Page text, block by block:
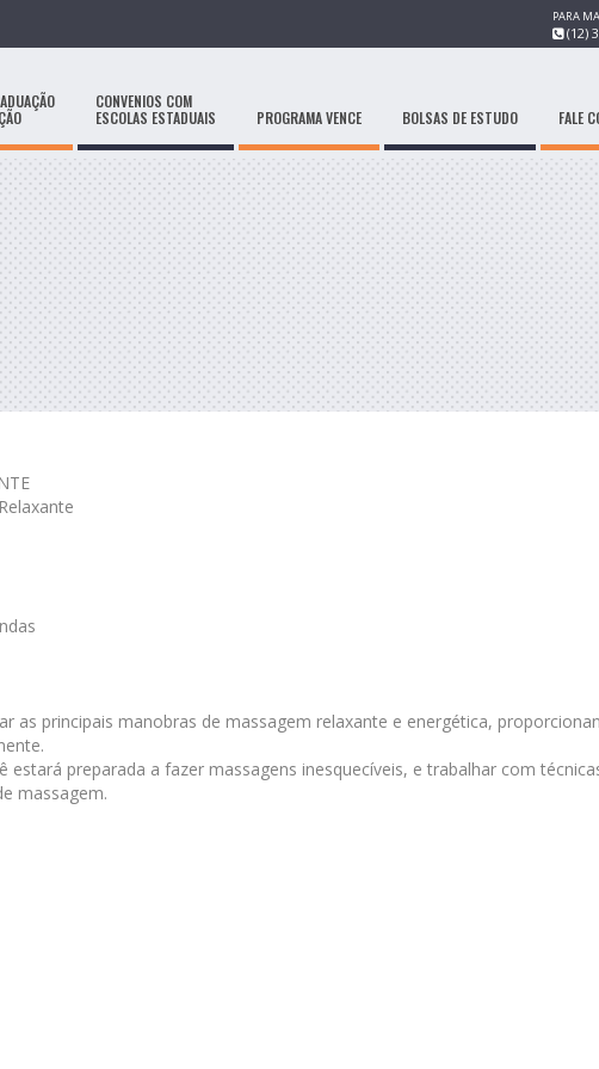
PARA
(12)
CONVENIOS COM
ESCOLAS ESTADUAIS
PROGRAMA VENCE BOLSAS DE ESTUDO FALE
as principais manobras de massagem relaxante e energética,
estará preparada a fazer massagens inesquecíveis, e trabalhar com
massagem.